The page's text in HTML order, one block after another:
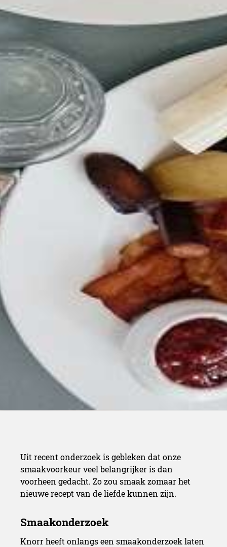
Is smaak
recept van
liefde?
#LoveAtFirstTaste
Uit recentonderzoek is gebleken dat onze
smaakvoorkeur veel belangrijker is dan
voorheen gedacht. Zo zou smaak zomaar het
nieuwe recept van de liefde kunnen zijn.
Knorr heeft onlangs een smaakonderzoek laten